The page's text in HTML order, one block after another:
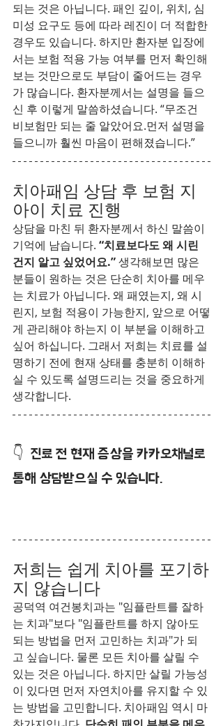
되는 것은 아닙니다. 패인 깊이, 위치, 심
미성 요구도 등에 따라 레진이 더 적합한
경우도 있습니다. 하지만 환자분 입장에
서는 보험 적용 가능 여부를 먼저 확인해
보는 것만으로도 부담이 줄어드는 경우
가 많습니다. 환자분께서는 설명을 들으
신 후 이렇게 말씀하셨습니다. “무조건
비보험만 되는 줄 알았어요.먼저 설명을
들으니까 훨씬 마음이 편해졌습니다.”
치아패임 상담 후 보험 지
아이 치료 진행
상담을 마친 뒤 환자분께서 하신 말씀이
기억에 남습니다. “치료보다도 왜 시린
건지 알고 싶었어요.” 생각해보면 많은
분들이 원하는 것은 단순히 치아를 메우
는 치료가 아닙니다. 왜 패였는지, 왜 시
린지, 보험 적용이 가능한지, 앞으로 어떻
게 관리해야 하는지 이 부분을 이해하고
싶어 하십니다. 그래서 저희는 치료를 설
명하기 전에 현재 상태를 충분히 이해하
실 수 있도록 설명드리는 것을 중요하게
생각합니다.
👇  진료 전 현재 증상을 카카오채널로
통해 상담받으실 수 있습니다.
저희는 쉽게 치아를 포기하
지 않습니다
공덕역 여건봉치과는 "임플란트를 잘하
는 치과"보다 "임플란트를 하지 않아도
되는 방법을 먼저 고민하는 치과"가 되
고 싶습니다. 물론 모든 치아를 살릴 수
있는 것은 아닙니다. 하지만 살릴 가능성
이 있다면 먼저 자연치아를 유지할 수 있
는 방법을 고민합니다. 치아패임 역시 마